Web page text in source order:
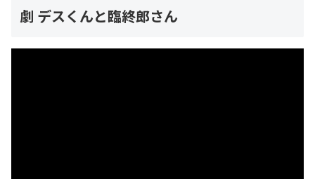
劇 デスくんと臨終郎さん